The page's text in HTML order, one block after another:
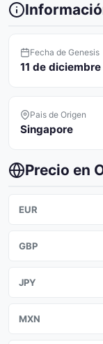
Fecha de Genesis
11 de
Pais de Origen
Singapore
Precio en
EUR
GBP
JPY
MXN